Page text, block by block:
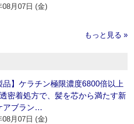
08月07日 (金)
もっと見る »
品】ケラチン極限濃度6800倍以上
密着処方で、髪を芯から満たす新
アブラン…
08月07日 (金)